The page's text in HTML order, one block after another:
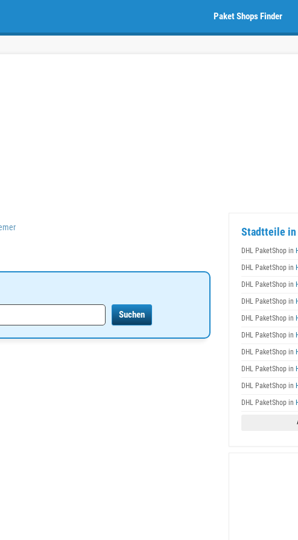
Paket Shops Finder
Stadtteile in
DHL PaketShop in
DHL PaketShop in
DHL PaketShop in
DHL PaketShop in
DHL PaketShop in
DHL PaketShop in
DHL PaketShop in
DHL PaketShop in
DHL PaketShop in
DHL PaketShop in